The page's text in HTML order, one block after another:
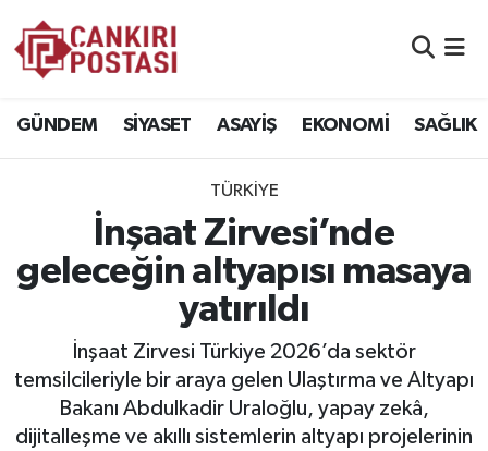
GÜNDEM SİYASET ASAYİŞ EKONOMİ SAĞLIK
TÜRKİYE
İnşaat Zirvesi’nde
geleceğin altyapısı masaya
yatırıldı
İnşaat Zirvesi Türkiye 2026’da sektör
temsilcileriyle bir araya gelen Ulaştırma ve Altyapı
Bakanı Abdulkadir Uraloğlu, yapay zekâ,
dijitalleşme ve akıllı sistemlerin altyapı projelerinin
EKONOMİ
SPOR
EĞİTİM
Trafik Durumu
Süper Lig Puan Durumu ve Fikstür
Tüm Manşetler
Son Dakika Haberleri